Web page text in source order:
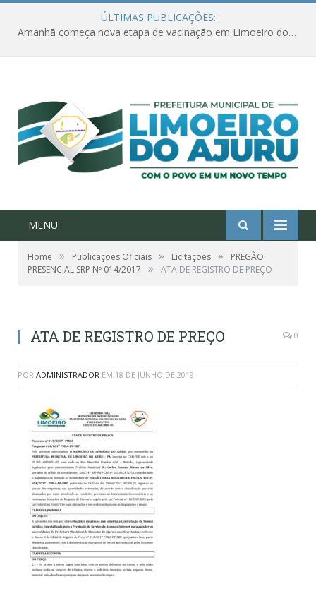
ÚLTIMAS PUBLICAÇÕES:
Amanhã começa nova etapa de vacinação em Limoeiro do Ajuru para idosos com 65 ou mais
MENU
Home » Publicações Oficiais » Licitações »
PREGÃO
PRESENCIAL SRP Nº 014/2017
» ATA DE REGISTRO DE PREÇO
ATA DE REGISTRO DE PREÇO 0
POR ADMINISTRADOR EM 18 DE JUNHO DE 2019